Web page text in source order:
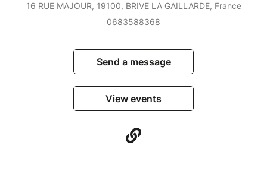
16 RUE MAJOUR, 19100, BRIVE LA GAILLARDE, France
0683588368
Send a message
View events